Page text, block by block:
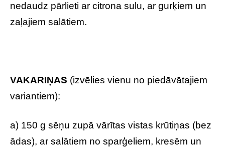
nedaudz pārlieti ar citrona sulu, ar gurķiem un
zaļajiem salātiem.
VAKARIŅAS (izvēlies vienu no piedāvātajiem
variantiem):
a) 150 g sēņu zupā vārītas vistas krūtiņas (bez
ādas), ar salātiem no sparģeliem, kresēm un